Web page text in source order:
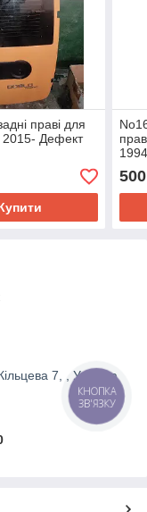
праві для
2015- Дефект
500
7, , Україна
КНОПКА
ЗВ'ЯЗКУ